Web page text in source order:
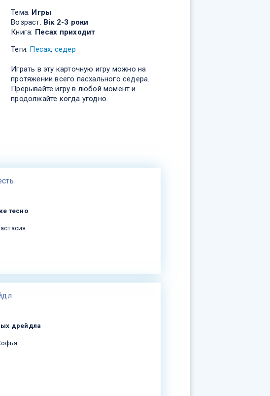
Тема: Игры
Возраст: Вік 2-3 роки
Книга: Песах приходит
Теги: Песах, седер
Играть в эту карточную игру можно на
протяжении всего пасхального седера.
Прерывайте игру в любой момент и
продолжайте когда угодно.
тесно
дрейдла